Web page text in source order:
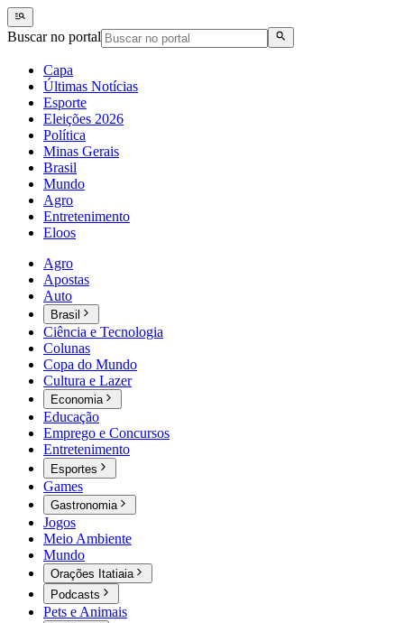
Buscar no portal
Capa
Últimas Notícias
Esporte
Eleições 2026
Política
Minas Gerais
Brasil
Mundo
Agro
Entretenimento
Eloos
Agro
Apostas
Auto
Brasil
Ciência e Tecnologia
Colunas
Copa do Mundo
Cultura e Lazer
Economia
Educação
Emprego e Concursos
Entretenimento
Esportes
Games
Gastronomia
Jogos
Meio Ambiente
Mundo
Orações Itatiaia
Podcasts
Pets e Animais